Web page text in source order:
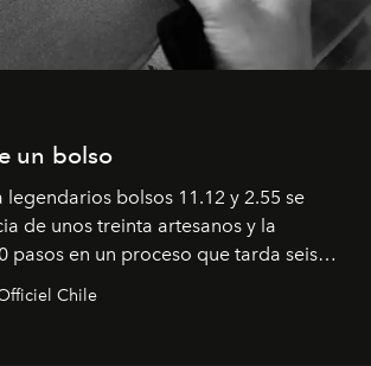
un bolso
legendarios bolsos 11.12 y 2.55 se
de unos treinta artesanos y la
pasos en un proceso que tarda seis
ponen en práctica una técnica
en la escuela de formación de
Chile